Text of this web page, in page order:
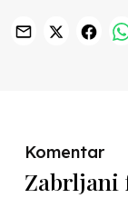
Komentar
Zabrljani